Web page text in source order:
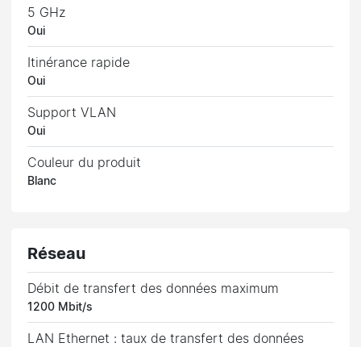
5 GHz
Oui
Itinérance rapide
Oui
Support VLAN
Oui
Couleur du produit
Blanc
Réseau
Débit de transfert des données maximum
1200 Mbit/s
LAN Ethernet : taux de transfert des données